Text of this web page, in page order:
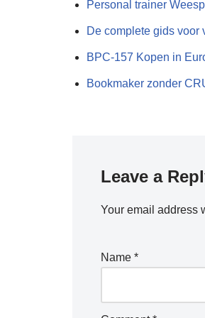
Personal trainer
De complete gids
BPC-157 Kopen in
Bookmaker zonder
Leave a
Your email address
Name *